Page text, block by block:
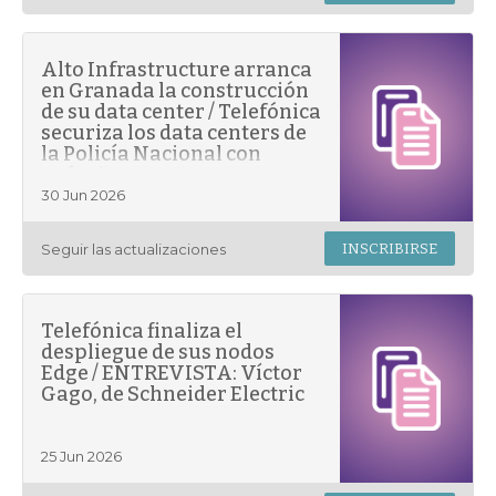
Alto Infrastructure arranca
en Granada la construcción
de su data center / Telefónica
securiza los data centers de
la Policía Nacional con
30 Jun 2026
Seguir las actualizaciones INSCRIBIRSE
Telefónica finaliza el
despliegue de sus nodos
Edge / ENTREVISTA: Víctor
Gago, de Schneider Electric
25 Jun 2026